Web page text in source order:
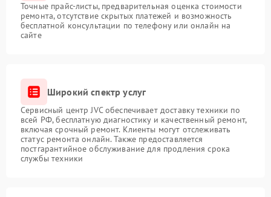
Точные прайс-листы, предварительная оценка стоимости
ремонта, отсутствие скрытых платежей и возможность
бесплатной консультации по телефону или онлайн на
сайте
Широкий спектр услуг
Сервисный центр JVC обеспечивает доставку техники по
всей РФ, бесплатную диагностику и качественный ремонт,
включая срочный ремонт. Клиенты могут отслеживать
статус ремонта онлайн. Также предоставляется
постгарантийное обслуживание для продления срока
службы техники